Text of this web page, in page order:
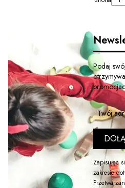
Podaj
Twój
Zapisując
zakresie